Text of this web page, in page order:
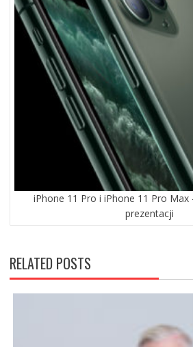
iPhone 11 Pro i iPhone 11 Pro
prezentacji
RELATED POSTS